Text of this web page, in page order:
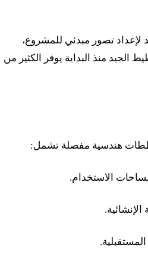
تصور مبدئي للمشروع،
منذ البداية يوفر الكثير من
هندسية مفصلة تشمل:
الاستخدام.